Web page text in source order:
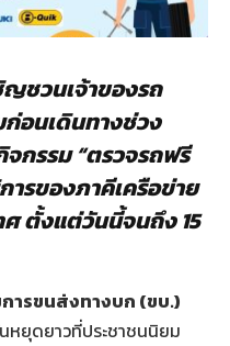
ญชวนเจ้าของรถ
อนเดินทางช่วง
กรรม “ตรวจรถฟรี
รของภาคีเครือข่าย
ศ ตั้งแต่วันนี้จนถึง 15
ารขนส่งทางบก (ขบ.)
หยุดยาวที่ประชาชนนิยม